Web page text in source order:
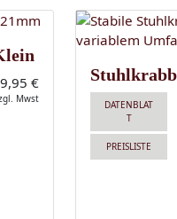
9,95 €
Mwst
DATENBLAT
T
PREISLISTE